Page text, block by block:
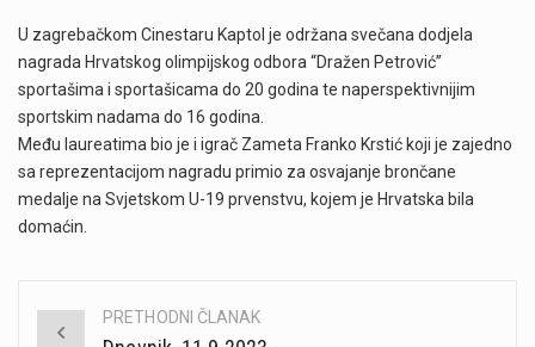
U zagrebačkom Cinestaru Kaptol je održana svečana dodjela
nagrada Hrvatskog olimpijskog odbora “Dražen Petrović”
sportašima i sportašicama do 20 godina te naperspektivnijim
sportskim nadama do 16 godina.
Među laureatima bio je i igrač Zameta Franko Krstić koji je zajedno
sa reprezentacijom nagradu primio za osvajanje brončane
medalje na Svjetskom U-19 prvenstvu, kojem je Hrvatska bila
domaćin.
Post
PRETHODNI ČLANAK